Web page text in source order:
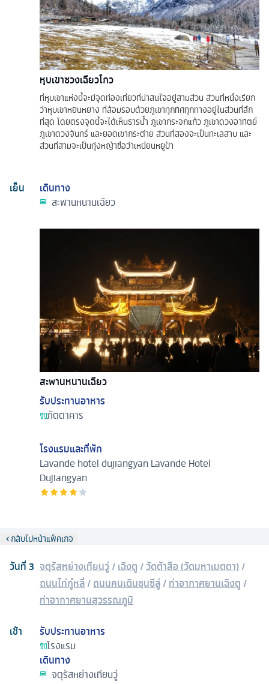
หุบเขาซวงเฉียวโกว
ที่หุบเขาแห่งนี้จะมีจุดท่องเที่ยวที่น่าสนใจอยู่สามส่วน ส่วนที่หนึ่งเรียก
ว่าหุบเขาหยินหยาง ที่ล้อมรอบด้วยภูเขาทุกทิศทุกทางอยู่ในส่วนที่ลึก
ที่สุด โดยตรงจุดนี้จะได้เห็นธารน้ำ ภูเขากระจกแก้ว ภูเขาดวงอาทิตย์
ภูเขาดวงจันทร์ และยอดเขากระต่าย ส่วนที่สองจะเป็นทะเลสาบ และ
ส่วนที่สามจะเป็นทุ่งหญ้าชื่อว่าเหนี่ยนหยูป้า
เย็น
เดินทาง
สะพานหนานเฉียว
สะพานหนานเฉียว
รับประทานอาหาร
ภัตตาคาร
โรงแรมและที่พัก
Lavande hotel dujiangyanLavande Hotel
Dujiangyan
กลับไปหน้าแพ็คเกจ
วันที่3 จตุรัสหย่างเทียนวู่/เฉิงตู /วัดต้าสือ (วัดมหาเมตตา)/
ถนนไท่กู๋หลี่/ถนนคนเดินซุนซีลู่/ท่าอากาศยานเฉิงตู /
ท่าอากาศยานสุวรรณภูมิ
เช้า
รับประทานอาหาร
โรงแรม
เดินทาง
จตุรัสหย่างเทียนวู่